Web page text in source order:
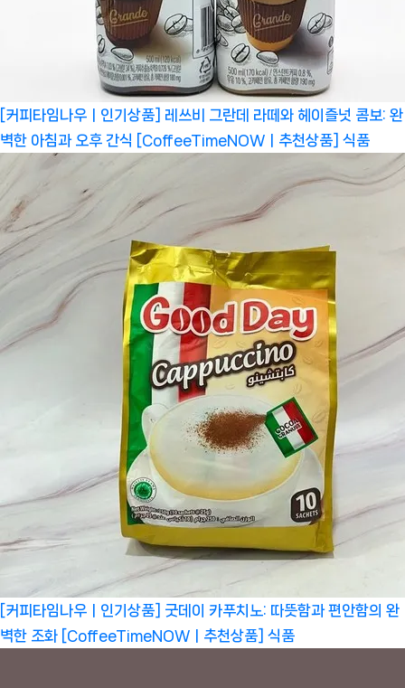
[커피타임나우ㅣ인기상품] 레쓰비 그란데 라떼와 헤이즐넛 콤보: 완
벽한 아침과 오후 간식 [CoffeeTimeNOWㅣ추천상품] 식품
[커피타임나우ㅣ인기상품] 굿데이 카푸치노: 따뜻함과 편안함의 완
벽한 조화 [CoffeeTimeNOWㅣ추천상품] 식품